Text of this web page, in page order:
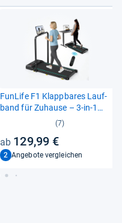
Fun­Life F1 Klapp­ba­res Lauf­
band für Zuhause – 3-​in-​1
Mini Lauf­band mit Hal­te­griff
(7)
129,99 €
2 Angebote vergleichen